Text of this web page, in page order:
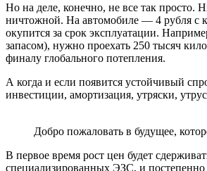
Но на деле, конечно, не все так просто.
ничтожной. На автомобиле — 4 рубля с
окупится за срок эксплуатации.
запасом), нужно проехать 250 тысяч
финалу глобального потепления.
А когда и если появится устойчивый
инвестиции, амортизация, утряски,
Добро пожаловать в будущее,
В первое время рост цен будет
специализированных ЭЗС, и постепенно